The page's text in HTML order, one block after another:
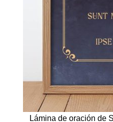
Lámina de oración de